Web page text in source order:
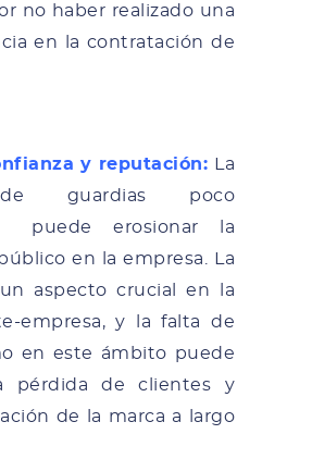
no haber realizado una
en la contratación de
y reputación:
La
de guardias poco
puede erosionar la
en la empresa. La
aspecto crucial en la
empresa, y la falta de
en este ámbito puede
pérdida de clientes y
de la marca a largo